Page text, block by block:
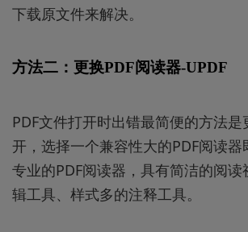
下载原文件来解决。
方法二：更换PDF阅读器-UPDF
PDF文件打开时出错最简便的方法
开，选择一个兼容性大的PDF阅读器
专业的PDF阅读器，具有简洁的阅
辑工具、样式多的注释工具。